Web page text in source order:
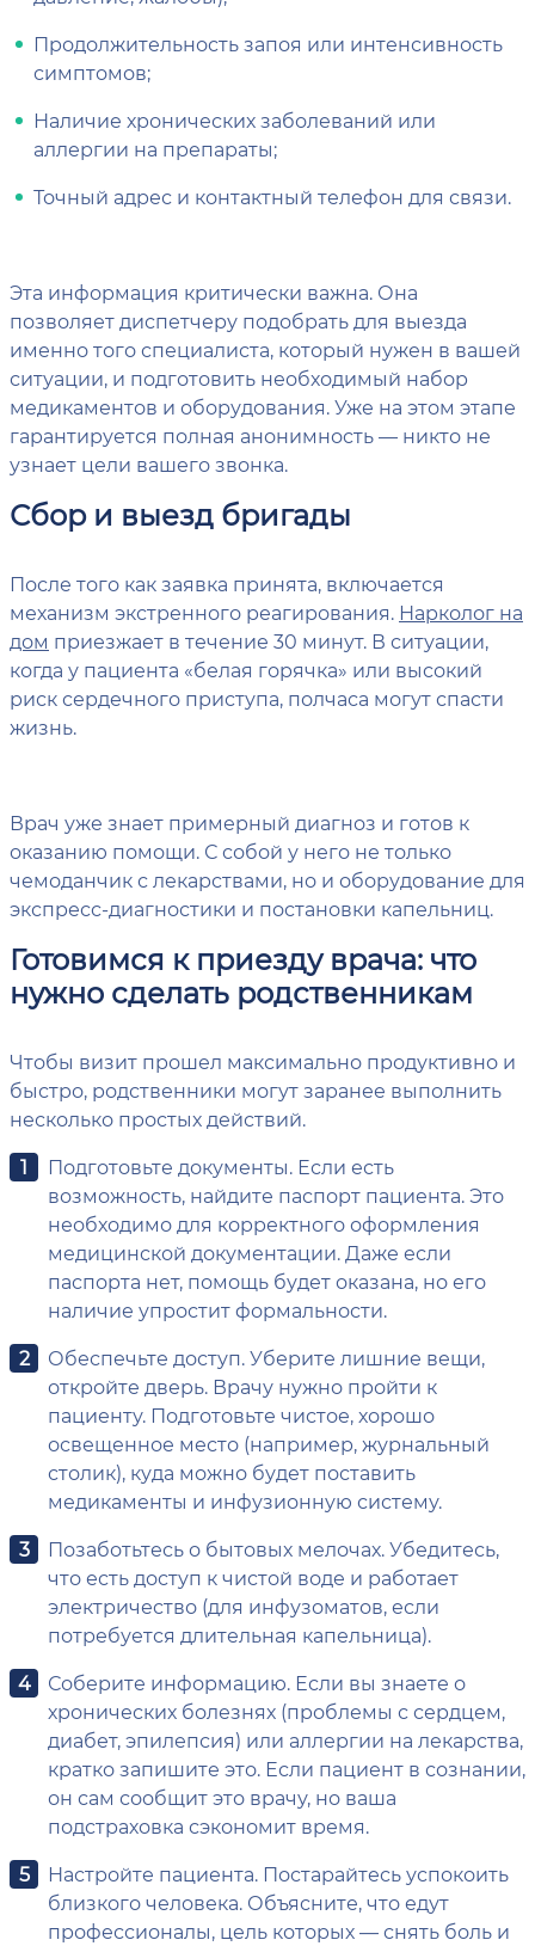
Продолжительность запоя или интенсивность
симптомов;
Наличие хронических заболеваний или
аллергии на препараты;
Точный адрес и контактный телефон для связи.
Эта информация критически важна. Она
позволяет диспетчеру подобрать для выезда
именно того специалиста, который нужен в вашей
ситуации, и подготовить необходимый набор
медикаментов и оборудования. Уже на этом этапе
гарантируется полная анонимность — никто не
узнает цели вашего звонка.
Сбор и выезд бригады
После того как заявка принята, включается
механизм экстренного реагирования. Нарколог на
дом приезжает в течение 30 минут. В ситуации,
когда у пациента «белая горячка» или высокий
риск сердечного приступа, полчаса могут спасти
жизнь.
Врач уже знает примерный диагноз и готов к
оказанию помощи. С собой у него не только
чемоданчик с лекарствами, но и оборудование для
экспресс-диагностики и постановки капельниц.
Готовимся к приезду врача: что
нужно сделать родственникам
Чтобы визит прошел максимально продуктивно и
быстро, родственники могут заранее выполнить
несколько простых действий.
Подготовьте документы. Если есть
возможность, найдите паспорт пациента. Это
необходимо для корректного оформления
медицинской документации. Даже если
паспорта нет, помощь будет оказана, но его
наличие упростит формальности.
Обеспечьте доступ. Уберите лишние вещи,
откройте дверь. Врачу нужно пройти к
пациенту. Подготовьте чистое, хорошо
освещенное место (например, журнальный
столик), куда можно будет поставить
медикаменты и инфузионную систему.
Позаботьтесь о бытовых мелочах. Убедитесь,
что есть доступ к чистой воде и работает
электричество (для инфузоматов, если
потребуется длительная капельница).
Соберите информацию. Если вы знаете о
хронических болезнях (проблемы с сердцем,
диабет, эпилепсия) или аллергии на лекарства,
кратко запишите это. Если пациент в сознании,
он сам сообщит это врачу, но ваша
подстраховка сэкономит время.
Настройте пациента. Постарайтесь успокоить
близкого человека. Объясните, что едут
профессионалы, цель которых — снять боль и